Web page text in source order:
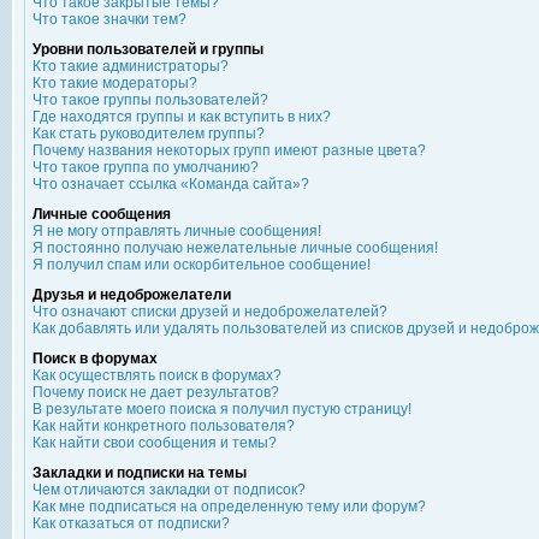
Что такое значки тем?
Уровни пользователей и группы
Кто такие администраторы?
Кто такие модераторы?
Что такое группы пользователей?
Где находятся группы и как вступить в них?
Как стать руководителем группы?
Почему названия некоторых групп имеют разные цвета?
Что такое группа по умолчанию?
Что означает ссылка «Команда сайта»?
Личные сообщения
Я не могу отправлять личные сообщения!
Я постоянно получаю нежелательные личные сообщения!
Я получил спам или оскорбительное сообщение!
Друзья и недоброжелатели
Что означают списки друзей и недоброжелателей?
Как добавлять или удалять пользователей из списков друзей и
Поиск в форумах
Как осуществлять поиск в форумах?
Почему поиск не дает результатов?
В результате моего поиска я получил пустую страницу!
Как найти конкретного пользователя?
Как найти свои сообщения и темы?
Закладки и подписки на темы
Чем отличаются закладки от подписок?
Как мне подписаться на определенную тему или форум?
Как отказаться от подписки?